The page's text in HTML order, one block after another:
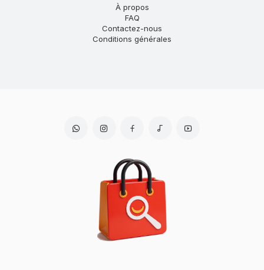
À propos
FAQ
Contactez-nous
Conditions générales